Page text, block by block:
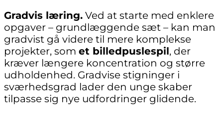
Gradvis læring. Ved at starte med enklere
opgaver – grundlæggende sæt – kan man
gradvist gå videre til mere komplekse
projekter, som et billedpuslespil, der
kræver længere koncentration og større
udholdenhed. Gradvise stigninger i
sværhedsgrad lader den unge skaber
tilpasse sig nye udfordringer glidende.